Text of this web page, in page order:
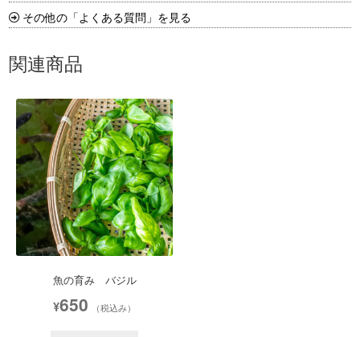
その他の「よくある質問」を見る
関連商品
魚の育み バジル
¥650 （税込み）